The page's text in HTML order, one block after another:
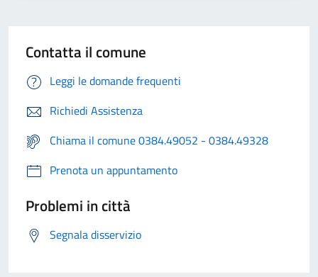
Contatta il comune
Leggi le domande frequenti
Richiedi Assistenza
Chiama il comune 0384.49052 - 0384.49328
Prenota un appuntamento
Problemi in città
Segnala disservizio